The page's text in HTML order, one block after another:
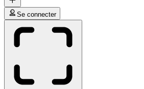
Se connecter